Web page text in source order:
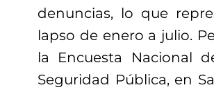
denuncias, lo que
lapso de enero a julio.
la Encuesta Nacional
Seguridad Pública, en